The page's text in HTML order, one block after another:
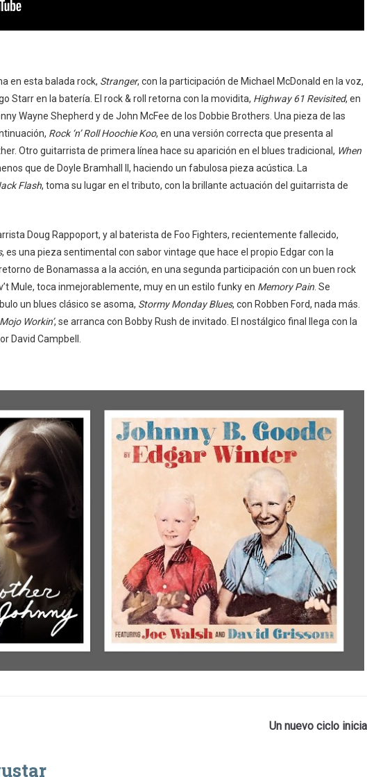
en esta balada rock, Stranger, con la participación de Michael McDonald en la voz,
Starr en la batería. El rock & roll retorna con la movidita, Highway 61 Revisited, en
Wayne Shepherd y de John McFee de los Dobbie Brothers. Una pieza de las
Rock ‘n’ Roll Hoochie Koo, en una versión correcta que presenta al
Otro guitarrista de primera línea hace su aparición en el blues tradicional, When
que de Doyle Bramhall ll, haciendo un fabulosa pieza acústica. La
Flash, toma su lugar en el tributo, con la brillante actuación del guitarrista de
Doug Rappoport, y al baterista de Foo Fighters, recientemente fallecido,
, es una pieza sentimental con sabor vintage que hace el propio Edgar con la
de Bonamassa a la acción, en una segunda participación con un buen rock
Mule, toca inmejorablemente, muy en un estilo funky en Memory Pain. Se
un blues clásico se asoma, Stormy Monday Blues, con Robben Ford, nada más.
Workin’, se arranca con Bobby Rush de invitado. El nostálgico final llega con la
David Campbell.
Un nuevo ciclo inicia